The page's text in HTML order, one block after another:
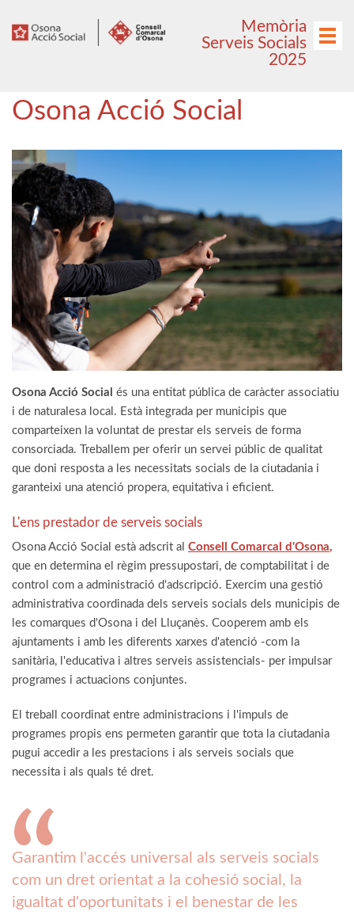
Menú
Memòria
Serveis Socials
2025
Osona Acció Social
Osona Acció Social és una entitat pública de caràcter associatiu
i de naturalesa local. Està integrada per municipis que
comparteixen la voluntat de prestar els serveis de forma
consorciada. Treballem per oferir un servei públic de qualitat
que doni resposta a les necessitats socials de la ciutadania i
garanteixi una atenció propera, equitativa i eficient.
L'ens prestador de serveis socials
Osona Acció Social està adscrit al Consell Comarcal d'Osona,
que en determina el règim pressupostari, de comptabilitat i de
control com a administració d'adscripció. Exercim una gestió
administrativa coordinada dels serveis socials dels municipis de
les comarques d'Osona i del Lluçanès. Cooperem amb els
ajuntaments i amb les diferents xarxes d'atenció -com la
sanitària, l'educativa i altres serveis assistencials- per impulsar
programes i actuacions conjuntes.
El treball coordinat entre administracions i l'impuls de
programes propis ens permeten garantir que tota la ciutadania
pugui accedir a les prestacions i als serveis socials que
necessita i als quals té dret.
Garantim l'accés universal als serveis socials
com un dret orientat a la cohesió social, la
igualtat d'oportunitats i el benestar de les